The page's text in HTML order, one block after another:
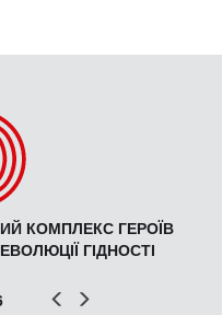
КОМПЛЕКС ГЕРОЇВ
ГІДНОСТІ
Попер